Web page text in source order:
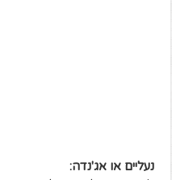
נעליים או אג'נדה: